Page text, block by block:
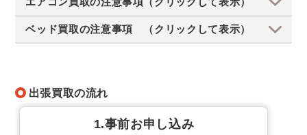
ベッド買取の注意事項 （クリックして表示）
出張買取の流れ
1.事前お申し込み